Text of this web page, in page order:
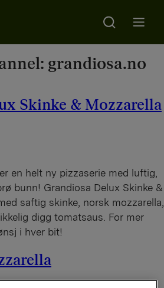
Search
grandiosa.no
Skinke & Mozzarella
en helt ny pizzaserie med luftig,
bunn! Grandiosa Delux Skinke &
saftig skinke, norsk mozzarella,
digg tomatsaus. For mer
i hver bit!